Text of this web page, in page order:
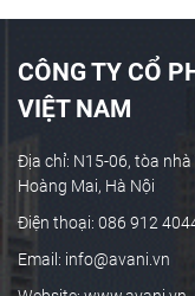
giám sát máy CNC
giám sát máy tự động
giám sát sản xuất
giám sát sản xuất thời
Giám sát theo thời gian
Giám sát và cảnh báo
CÔNG TY CỔ
VIỆT NAM
Địa chỉ: N15-06, tòa nhà
Hoàng Mai, Hà Nội
Điện thoại: 086 912
Email: info@avani.vn